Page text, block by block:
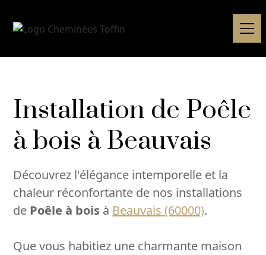
Installation de Poêle
à bois à Beauvais
Découvrez l'élégance intemporelle et la
chaleur réconfortante de nos installations
de Poêle à bois à Beauvais (60000).
Que vous habitiez une charmante maison